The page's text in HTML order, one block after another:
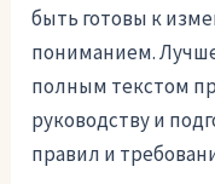
быть готовы к
пониманием.
полным текстом
руководству и
правил и